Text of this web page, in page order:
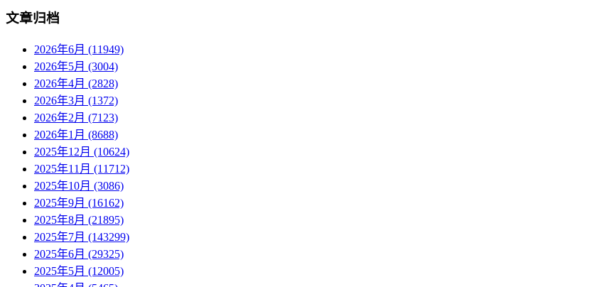
文章归档
2026年6月 (11949)
2026年5月 (3004)
2026年4月 (2828)
2026年3月 (1372)
2026年2月 (7123)
2026年1月 (8688)
2025年12月 (10624)
2025年11月 (11712)
2025年10月 (3086)
2025年9月 (16162)
2025年8月 (21895)
2025年7月 (143299)
2025年6月 (29325)
2025年5月 (12005)